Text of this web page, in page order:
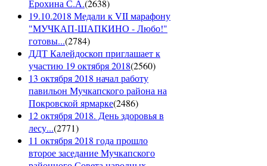
Ерохина С.А.(2638)
19.10.2018 Медали к VII марафону
"МУЧКАП-ШАПКИНО - Любо!"
готовы...(2784)
ДДТ Калейдоскоп приглашает к
участию 19 октября 2018(2560)
13 октября 2018 начал работу
павильон Мучкапского района на
Покровской ярмарке(2486)
12 октября 2018. День здоровья в
лесу...(2771)
11 октября 2018 года прошло
второе заседание Мучкапского